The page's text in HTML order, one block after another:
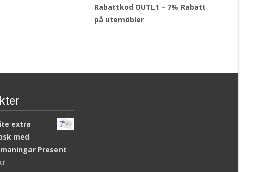
Rabattkod OUTL1 – 7% Rabatt
på utemöbler
extra
med
Present